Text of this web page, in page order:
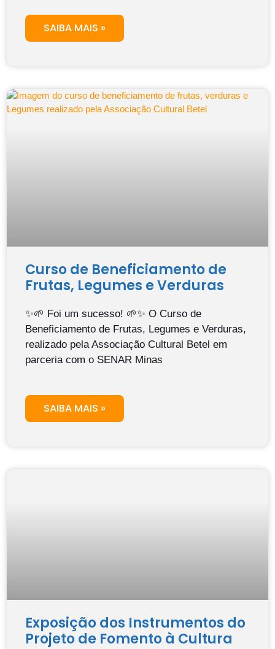
SAIBA MAIS »
Curso de Beneficiamento de
Frutas, Legumes e Verduras
✨🌱 Foi um sucesso! 🌱✨ O Curso de
Beneficiamento de Frutas, Legumes e Verduras,
realizado pela Associação Cultural Betel em
parceria com o SENAR Minas
SAIBA MAIS »
Exposição dos Instrumentos do
Projeto de Fomento à Cultura